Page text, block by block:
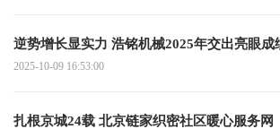
逆势增长显实力 浩铭机械2025年交出亮眼成
2025-10-09 16:53:00
扎根京城24载 北京链家织密社区暖心服务网